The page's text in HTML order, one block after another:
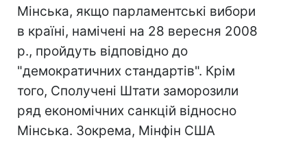
Мінська, якщо парламентські вибори
в країні, намічені на 28 вересня 2008
р., пройдуть відповідно до
"демократичних стандартів". Крім
того, Сполучені Штати заморозили
ряд економічних санкцій відносно
Мінська. Зокрема, Мінфін США